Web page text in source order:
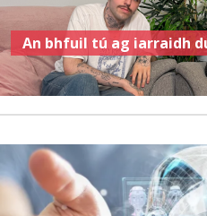
An bhfuil tú ag iarraidh